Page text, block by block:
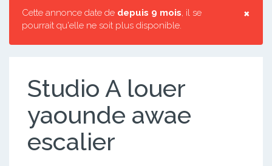
×
Cette annonce date de depuis 9 mois, il se
pourrait qu'elle ne soit plus disponible.
Studio A louer
yaounde awae
escalier